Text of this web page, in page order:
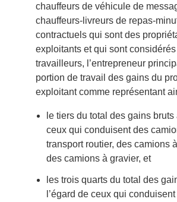
chauffeurs de véhicule de
chauffeurs-livreurs de repas-
contractuels qui sont des
exploitants et qui sont
travailleurs, l’entrepreneur
portion de travail des gains du
exploitant comme représentant
le tiers du total des gains bruts
ceux qui conduisent des
transport routier, des camions
des camions à gravier, et
les trois quarts du total des
l’égard de ceux qui